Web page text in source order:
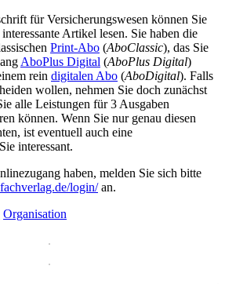
für Versicherungswesen können Sie
Artikel lesen. Sie haben die
Print-Abo (AboClassic), das Sie
AboPlus Digital (AboPlus Digital)
rein digitalen Abo (AboDigital). Falls
wollen, nehmen Sie doch zunächst
alle Leistungen für 3 Ausgaben
können. Wenn Sie nur genau diesen
ist eventuell auch eine
interessant.
haben, melden Sie sich bitte
login/an.
Organisation